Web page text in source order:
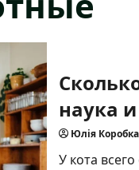
наука
Юлія Коробка
У кота